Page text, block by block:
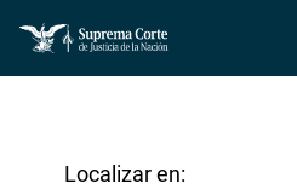
Localizar en: